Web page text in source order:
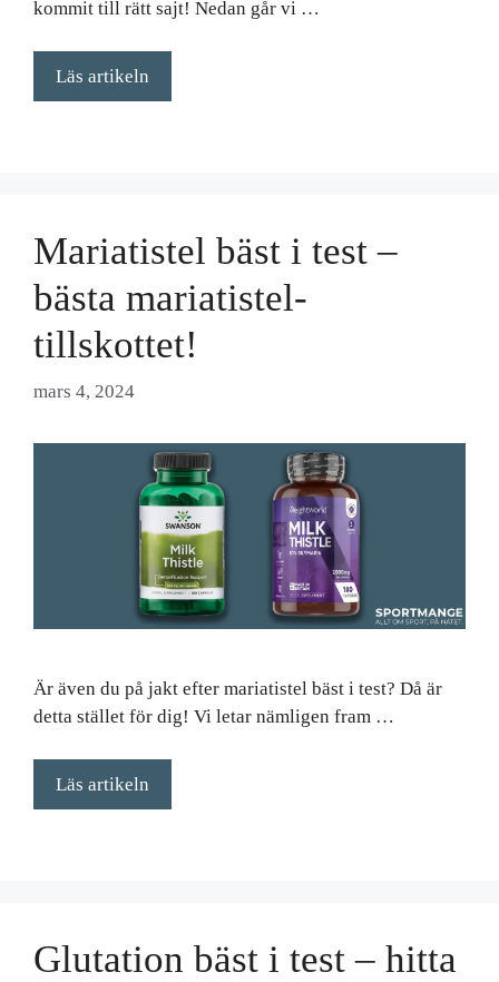
kommit till rätt sajt! Nedan går vi …
Läs artikeln
Mariatistel bäst i test –
bästa mariatistel-
tillskottet!
mars 4, 2024
Är även du på jakt efter mariatistel bäst i test? Då är
detta stället för dig! Vi letar nämligen fram …
Läs artikeln
Glutation bäst i test – hitta